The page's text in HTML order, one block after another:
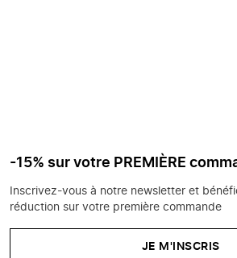
-15% sur votre PREMIÈRE
Inscrivez-vous à notre newsletter et
réduction sur votre première commande
JE M'INSCRIS